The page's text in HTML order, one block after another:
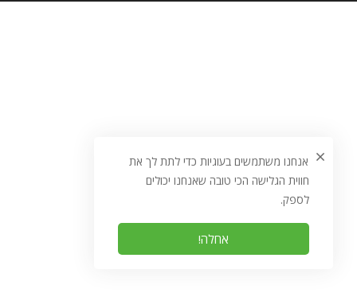
אנחנו משתמשים בעוגיות כדי לתת לך את
חווית הגלישה הכי טובה שאנחנו יכולים
לספק.
אחלה!